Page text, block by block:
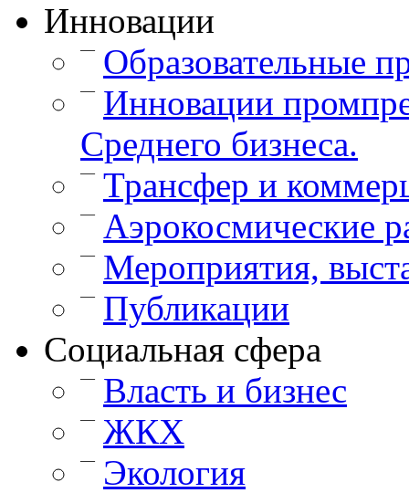
Инновации
— Образовательные
— Инновации
Среднего бизнеса.
— Трансфер и
— Аэрокосмические
— Мероприятия,
— Публикации
Cоциальная сфера
— Власть и бизнес
— ЖКХ
—
Экология